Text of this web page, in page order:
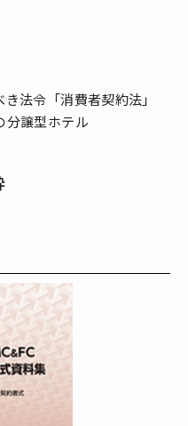
法令「消費者契約法」
譲型ホテル